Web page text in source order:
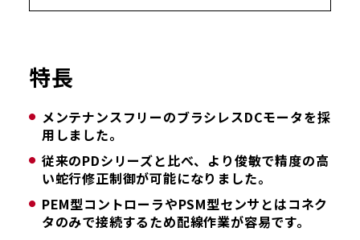
特長
メンテナンスフリーのブラシレスDCモータを採
用しました。
従来のPDシリーズと比べ、より俊敏で精度の高
い蛇行修正制御が可能になりました。
PEM型コントローラやPSM型センサとはコネク
タのみで接続するため配線作業が容易です。